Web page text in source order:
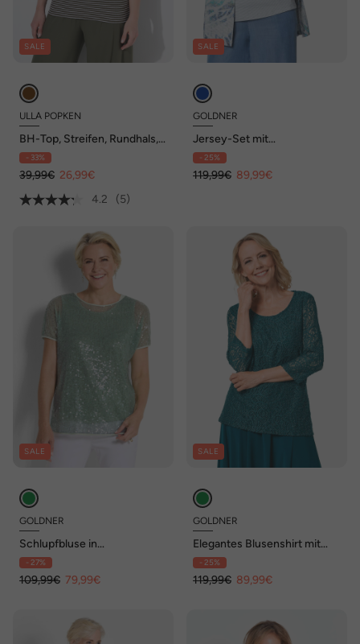
SALE
ULLA POPKEN
BH-Top, Streifen, Rundhals,
ärmellos, eingearbeiteter BH
- 33%
39,99€ 26,99€
4.2
(5)
SALE
GOLDNER
Jersey-Set mit
Glitzersteinen
- 25%
119,99€ 89,99€
SALE
GOLDNER
Schlupfbluse in
schimmerndem Design
- 27%
109,99€ 79,99€
SALE
GOLDNER
Elegantes Blusenshirt mit
Glanzeffekt
- 25%
119,99€ 89,99€